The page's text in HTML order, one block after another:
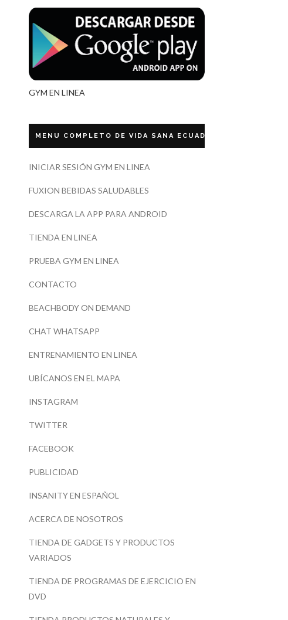
GYM EN LINEA
MENU COMPLETO DE VIDA SANA ECUADOR
INICIAR SESIÓN GYM EN LINEA
FUXION BEBIDAS SALUDABLES
DESCARGA LA APP PARA ANDROID
TIENDA EN LINEA
PRUEBA GYM EN LINEA
CONTACTO
BEACHBODY ON DEMAND
CHAT WHATSAPP
ENTRENAMIENTO EN LINEA
UBÍCANOS EN EL MAPA
INSTAGRAM
TWITTER
FACEBOOK
PUBLICIDAD
INSANITY EN ESPAÑOL
ACERCA DE NOSOTROS
TIENDA DE GADGETS Y PRODUCTOS
VARIADOS
TIENDA DE PROGRAMAS DE EJERCICIO EN
DVD